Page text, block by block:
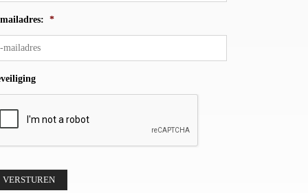
*
VERSTUREN